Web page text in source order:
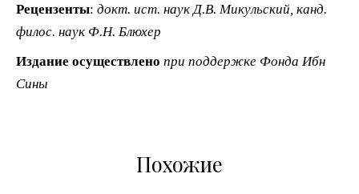
Рецензенты: докт. ист. наук Д.В. Микульский, канд.
филос. наук Ф.Н. Блюхер
Издание осуществлено при поддержке Фонда Ибн
Сины
Похожие